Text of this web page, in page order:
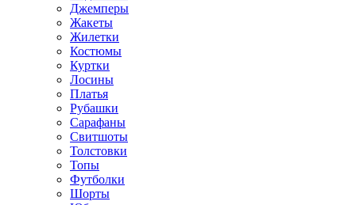
Джемперы
Жакеты
Жилетки
Костюмы
Куртки
Лосины
Платья
Рубашки
Сарафаны
Свитшоты
Толстовки
Топы
Футболки
Шорты